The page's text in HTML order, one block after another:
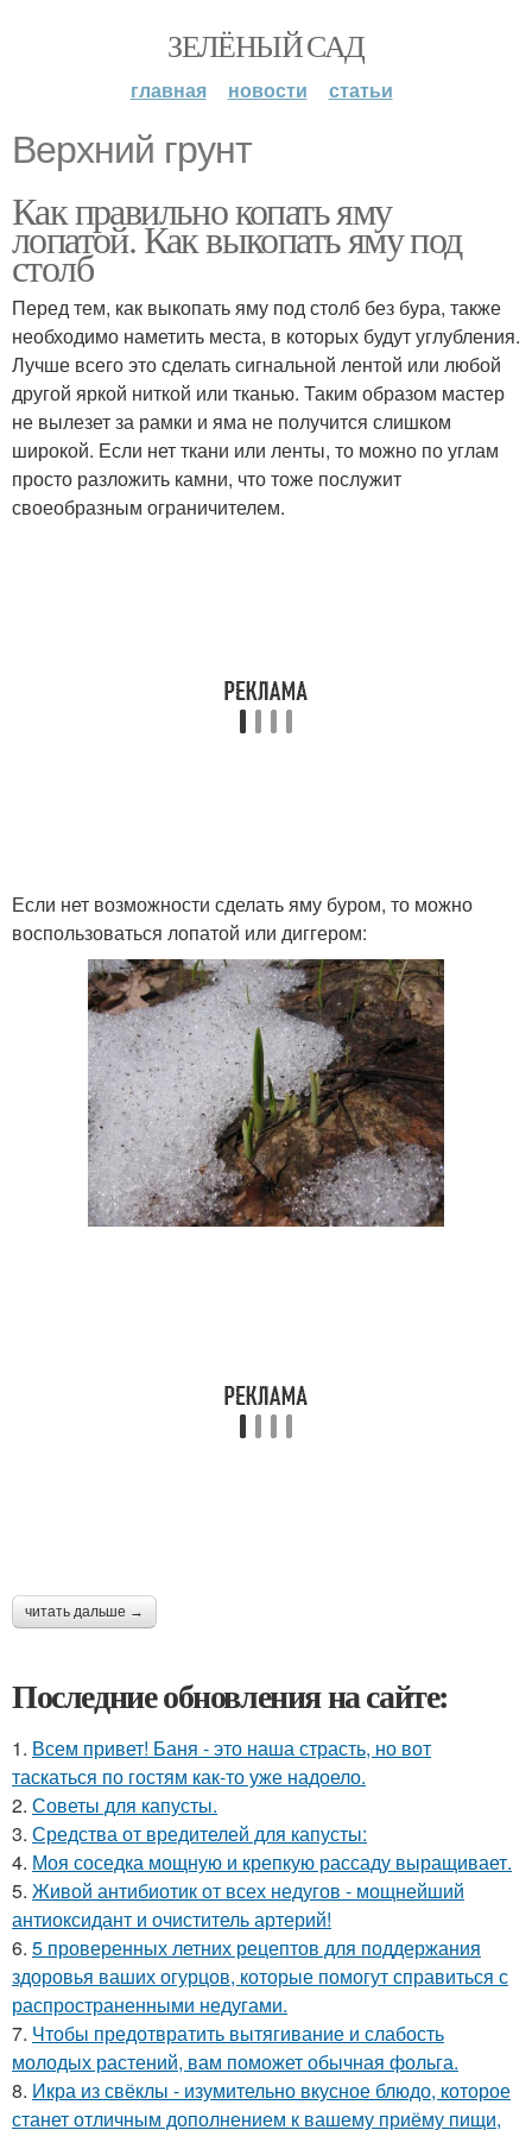
ЗЕЛЁНЫЙ САД
главная новости статьи
Верхний грунт
Как правильно копать яму
лопатой. Как выкопать яму под
столб
Перед тем, как выкопать яму под столб без бура, также
необходимо наметить места, в которых будут углубления.
Лучше всего это сделать сигнальной лентой или любой
другой яркой ниткой или тканью. Таким образом мастер
не вылезет за рамки и яма не получится слишком
широкой. Если нет ткани или ленты, то можно по углам
просто разложить камни, что тоже послужит
своеобразным ограничителем.
Если нет возможности сделать яму буром, то можно
воспользоваться лопатой или диггером:
читать дальше →
Последние обновления на сайте:
1. Всем привет! Баня - это наша страсть, но вот
таскаться по гостям как-то уже надоело.
2. Советы для капусты.
3. Средства от вредителей для капусты:
4. Моя соседка мощную и крепкую рассаду выращивает.
5. Живой антибиотик от всех недугов - мощнейший
антиоксидант и очиститель артерий!
6. 5 проверенных летних рецептов для поддержания
здоровья ваших огурцов, которые помогут справиться с
распространенными недугами.
7. Чтобы предотвратить вытягивание и слабость
молодых растений, вам поможет обычная фольга.
8. Икра из свёклы - изумительно вкусное блюдо, которое
станет отличным дополнением к вашему приёму пищи,